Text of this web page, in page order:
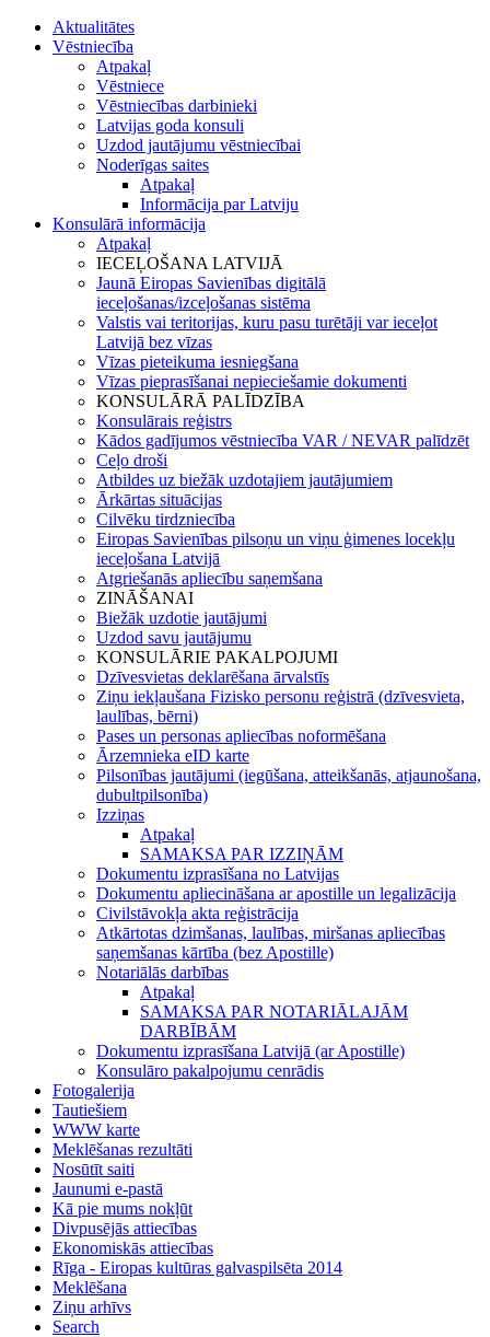
Aktualitātes
Vēstniecība
Atpakaļ
Vēstniece
Vēstniecības darbinieki
Latvijas goda konsuli
Uzdod jautājumu vēstniecībai
Noderīgas saites
Atpakaļ
Informācija par Latviju
Konsulārā informācija
Atpakaļ
IECEĻOŠANA LATVIJĀ
Jaunā Eiropas Savienības digitālā
ieceļošanas/izceļošanas sistēma
Valstis vai teritorijas, kuru pasu turētāji var ieceļot
Latvijā bez vīzas
Vīzas pieteikuma iesniegšana
Vīzas pieprasīšanai nepieciešamie dokumenti
KONSULĀRĀ PALĪDZĪBA
Konsulārais reģistrs
Kādos gadījumos vēstniecība VAR / NEVAR palīdzēt
Ceļo droši
Atbildes uz biežāk uzdotajiem jautājumiem
Ārkārtas situācijas
Cilvēku tirdzniecība
Eiropas Savienības pilsoņu un viņu ģimenes locekļu
ieceļošana Latvijā
Atgriešanās apliecību saņemšana
ZINĀŠANAI
Biežāk uzdotie jautājumi
Uzdod savu jautājumu
KONSULĀRIE PAKALPOJUMI
Dzīvesvietas deklarēšana ārvalstīs
Ziņu iekļaušana Fizisko personu reģistrā (dzīvesvieta,
laulības, bērni)
Pases un personas apliecības noformēšana
Ārzemnieka eID karte
Pilsonības jautājumi (iegūšana, atteikšanās, atjaunošana,
dubultpilsonība)
Izziņas
Atpakaļ
SAMAKSA PAR IZZIŅĀM
Dokumentu izprasīšana no Latvijas
Dokumentu apliecināšana ar apostille un legalizācija
Civilstāvokļa akta reģistrācija
Atkārtotas dzimšanas, laulības, miršanas apliecības
saņemšanas kārtība (bez Apostille)
Notariālās darbības
Atpakaļ
SAMAKSA PAR NOTARIĀLAJĀM
DARBĪBĀM
Dokumentu izprasīšana Latvijā (ar Apostille)
Konsulāro pakalpojumu cenrādis
Fotogalerija
Tautiešiem
WWW karte
Meklēšanas rezultāti
Nosūtīt saiti
Jaunumi e-pastā
Kā pie mums nokļūt
Divpusējās attiecības
Ekonomiskās attiecības
Rīga - Eiropas kultūras galvaspilsēta 2014
Meklēšana
Ziņu arhīvs
Search